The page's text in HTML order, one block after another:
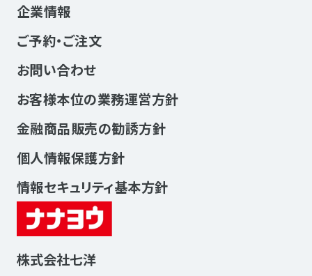
株式会社七洋
企業情報
ご予約・ご注文
お問い合わせ
お客様本位の業務運営方針
金融商品販売の勧誘方針
個人情報保護方針
情報セキュリティ基本方針